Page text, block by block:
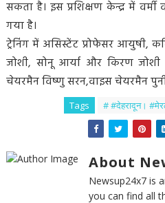
सकता है। इस प्रशिक्षण केन्द्र में
गया है।
ट्रेनिंग में असिस्टेंट प्रोफेसर आयुषी,
जोशी, सोनू आर्या और किरण
चेयरमैन विष्णु सरन,वाइस चेयरमैन
Tags # #देहरादून।
About
Newsup24x7 is
you can find all